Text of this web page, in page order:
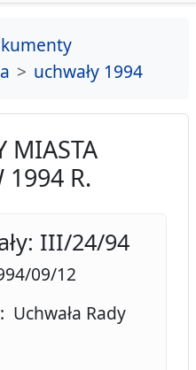
uchwały 1994
MIASTA
1994 R.
III/24/94
09/12
Rady